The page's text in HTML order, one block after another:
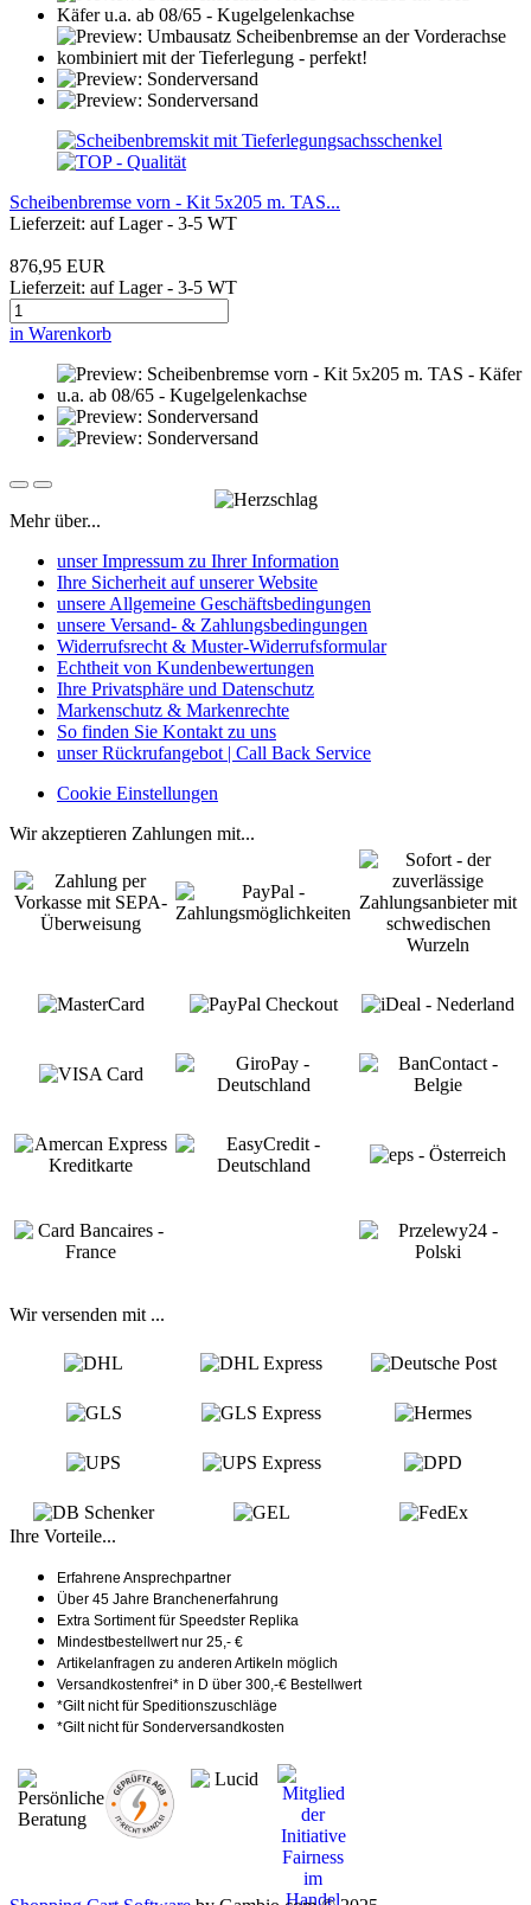
Scheibenbremse vorn - Kit 5x205 m. TAS...
Lieferzeit: auf Lager - 3-5 WT
876,95 EUR
Lieferzeit: auf Lager - 3-5 WT
in Warenkorb
Mehr über...
unser Impressum zu Ihrer Information
Ihre Sicherheit auf unserer Website
unsere Allgemeine Geschäftsbedingungen
unsere Versand- & Zahlungsbedingungen
Widerrufsrecht & Muster-Widerrufsformular
Echtheit von Kundenbewertungen
Ihre Privatsphäre und Datenschutz
Markenschutz & Markenrechte
So finden Sie Kontakt zu uns
unser Rückrufangebot | Call Back Service
Cookie Einstellungen
Wir akzeptieren Zahlungen mit...
Wir versenden mit ...
Ihre Vorteile...
Erfahrene Ansprechpartner
Über 45 Jahre Branchenerfahrung
Extra Sortiment für Speedster Replika
Mindestbestellwert nur 25,- €
Artikelanfragen zu anderen Artikeln möglich
Versandkostenfrei* in D über 300,-€ Bestellwert
*Gilt nicht für Speditionszuschläge
*Gilt nicht für Sonderversandkosten